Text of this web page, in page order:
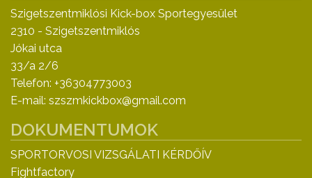
Szigetszentmiklósi Kick-box Sportegyesület
2310 - Szigetszentmiklós
Jókai utca
33/a 2/6
Telefon: +36304773003
E-mail: szszmkickbox@gmail.com
DOKUMENTUMOK
SPORTORVOSI VIZSGÁLATI KÉRDŐÍV
Fightfactory